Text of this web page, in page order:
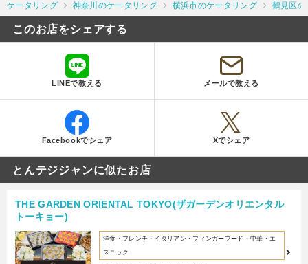
ケータリング 神奈川のケータリング 横浜市のケータリング 鶴見区
このお店をシェアする
LINEで教える メールで教える
Facebookでシェア Xでシェア
とんテジジャンに似たお店
THE GARDEN ORIENTAL TOKYO(ザガーデンオリエンタル
トーキョー)
洋食・フレンチ・イタリアン・フィンガーフード・中華・エ
スニック